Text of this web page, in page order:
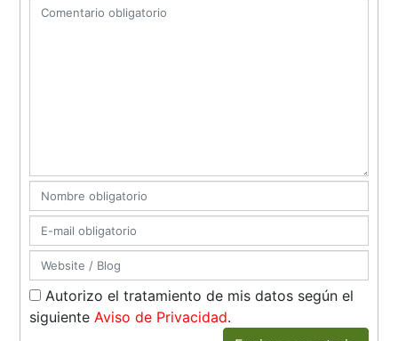
Autorizo el tratamiento de mis datos según el
siguienteAviso de Privacidad.